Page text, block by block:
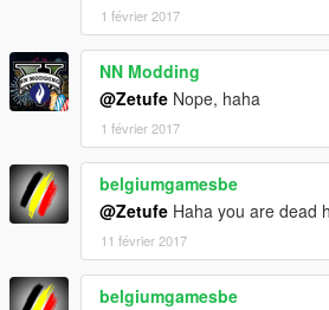
1 février 2017
NN Modding
@Zetufe Nope, haha
1 février 2017
belgiumgamesbe
@Zetufe Haha you are dead
11 février 2017
belgiumgamesbe